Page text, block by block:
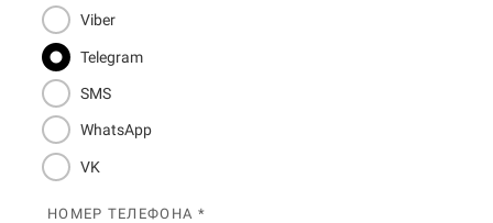
Viber
Telegram
SMS
WhatsApp
VK
НОМЕР ТЕЛЕФОНА *